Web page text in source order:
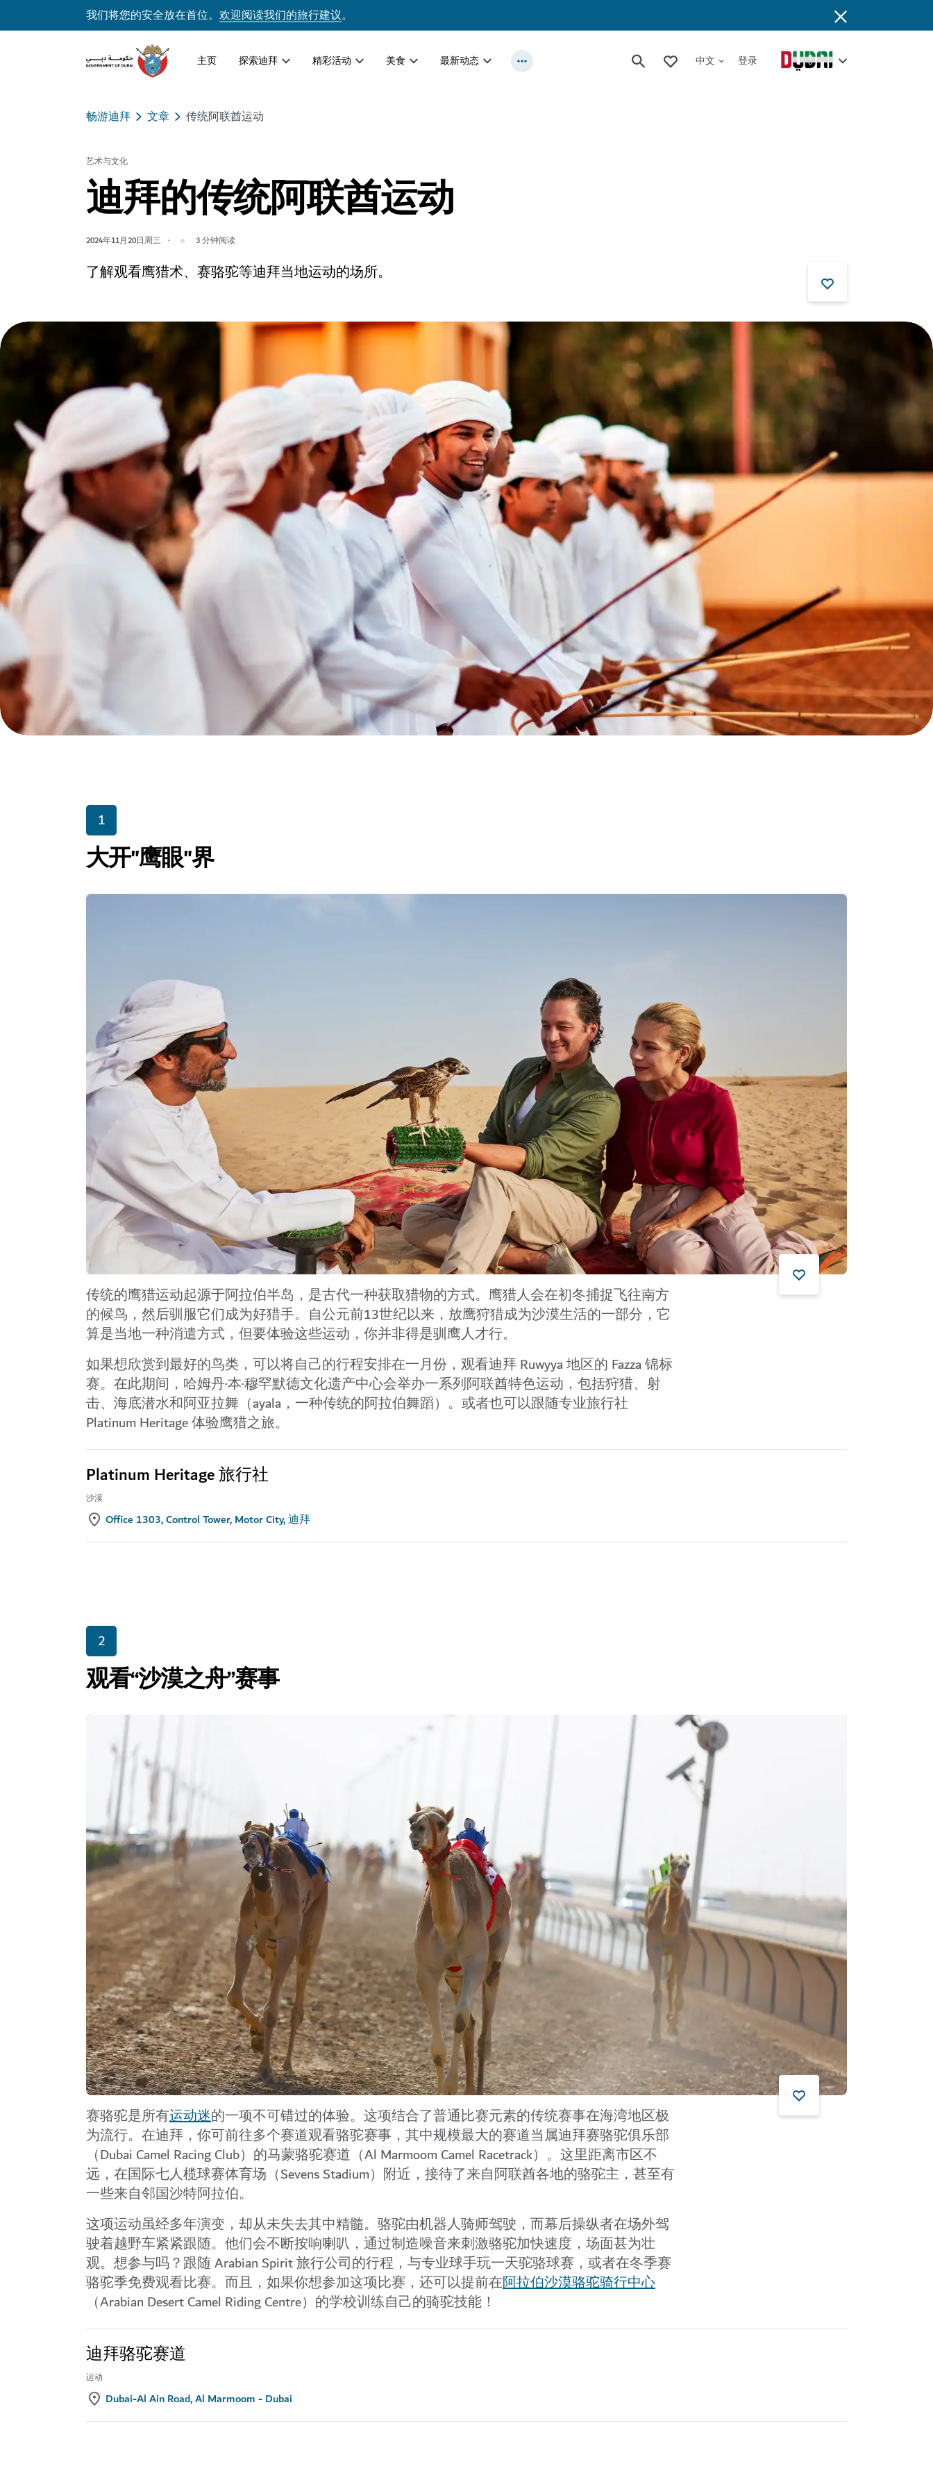
我们将您的安全放在首位。 欢迎阅读我们的旅行建议。
主页 探索迪拜 精彩活动 美食 最新动态 中文 登录
畅游迪拜 文章 传统阿联酋运动
艺术与文化
迪拜的传统阿联酋运动
2024年11月20日周三 3分钟阅读
了解观看鹰猎术、赛骆驼等迪拜当地运动的场所。
1
大开"鹰眼"界
传统的鹰猎运动起源于阿拉伯半岛，是古代一种获取猎物的方式。鹰猎人会在初冬捕捉飞往南方
的候鸟，然后驯服它们成为好猎手。自公元前13世纪以来，放鹰狩猎成为沙漠生活的一部分，它
算是当地一种消遣方式，但要体验这些运动，你并非得是驯鹰人才行。
如果想欣赏到最好的鸟类，可以将自己的行程安排在一月份，观看迪拜 Ruwyya 地区的 Fazza 锦标
赛。在此期间，哈姆丹·本·穆罕默德文化遗产中心会举办一系列阿联酋特色运动，包括狩猎、射
击、海底潜水和阿亚拉舞（ayala，一种传统的阿拉伯舞蹈）。或者也可以跟随专业旅行社
Platinum Heritage 体验鹰猎之旅。
Platinum Heritage 旅行社
沙漠
Office 1303, Control Tower, Motor City, 迪拜
2
观看“沙漠之舟”赛事
赛骆驼是所有运动迷的一项不可错过的体验。这项结合了普通比赛元素的传统赛事在海湾地区极
为流行。在迪拜，你可前往多个赛道观看骆驼赛事，其中规模最大的赛道当属迪拜赛骆驼俱乐部
（Dubai Camel Racing Club）的马蒙骆驼赛道（Al Marmoom Camel Racetrack）。这里距离市区不
远，在国际七人榄球赛体育场（Sevens Stadium）附近，接待了来自阿联酋各地的骆驼主，甚至有
一些来自邻国沙特阿拉伯。
这项运动虽经多年演变，却从未失去其中精髓。骆驼由机器人骑师驾驶，而幕后操纵者在场外驾
驶着越野车紧紧跟随。他们会不断按响喇叭，通过制造噪音来刺激骆驼加快速度，场面甚为壮
观。想参与吗？跟随 Arabian Spirit 旅行公司的行程，与专业球手玩一天驼骆球赛，或者在冬季赛
骆驼季免费观看比赛。而且，如果你想参加这项比赛，还可以提前在阿拉伯沙漠骆驼骑行中心
（Arabian Desert Camel Riding Centre）的学校训练自己的骑驼技能！
迪拜骆驼赛道
运动
Dubai-Al Ain Road, Al Marmoom - Dubai